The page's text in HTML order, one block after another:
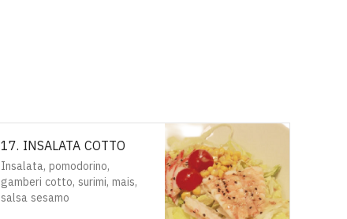
17. INSALATA COTTO
Insalata, pomodorino,
gamberi cotto, surimi, mais,
salsa sesamo